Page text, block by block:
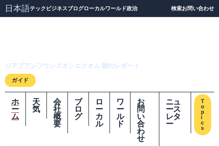
日本語テック ビジネスブログローカルワールド政治 検索お問い合わせ
ジアプアンフウンズオンエクオム 朝のレポート
ガイド
ホ
ー
ム
天
気
会
社
概
要
ブ
ロ
グ
ロ
ー
カ
ル
ワ
ー
ル
ド
お
問
い
合
わ
せ
ニュ
ース
レタ
ー
T
o
p
i
c
s